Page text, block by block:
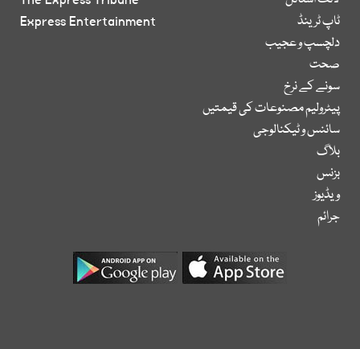
ٹاپ ٹرینڈ
دلچسپ و عجیب
صحت
سونے کے نرخ
پیٹرولیم مصنوعات کی قیمتیں
سائنس و ٹیکنالوجی
بلاگ
بزنس
ویڈیوز
جرائم
Express Entertainment